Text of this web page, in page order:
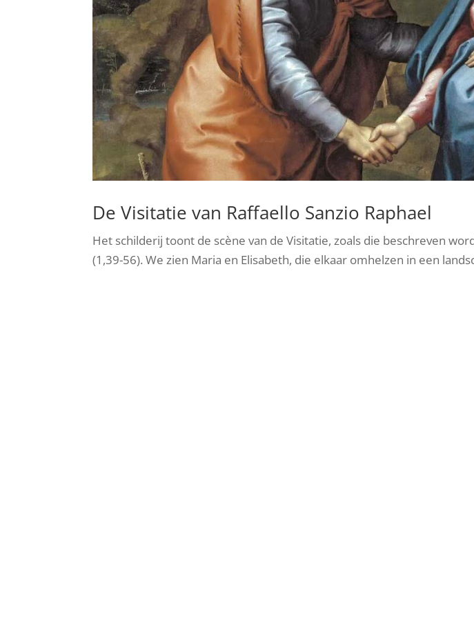
De Visitatie van Raffaello Sanzio Raphael
Het schilderij toont de scène van de Visitatie, zoals die beschreven
(1,39-56). We zien Maria en Elisabeth, die elkaar omhelzen in een